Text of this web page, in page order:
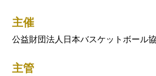
主催
公益財団法人日本バスケットボール
主管